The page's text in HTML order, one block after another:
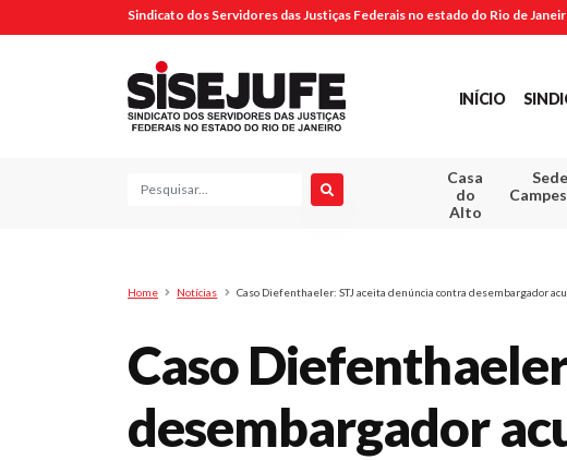
Sindicato dos Servidores das Justiças Federais no estado do Rio de
INÍCIO
Pesquisa
Casa
do
Alto
Sede
Home Notícias Caso Diefenthaeler: STJ aceita denúncia contra desembargador
Caso
desembargador